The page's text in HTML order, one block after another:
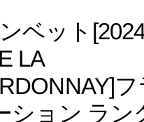
ベット
LA
ション ラン